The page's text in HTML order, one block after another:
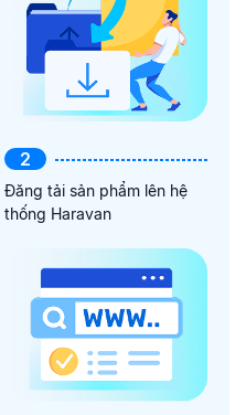
2
Đăng tải sản phẩm lên hệ
thống Haravan